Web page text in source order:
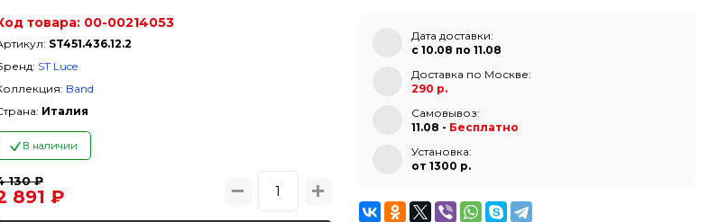
товара: 00-00214053
ST451.436.12.2
ST Luce
Band
Италия
В наличии
130 ₽
891 ₽
Дата доставки:
с 10.08 по 11.08
Доставка по Москве:
290 р.
Самовывоз:
11.08 - Бесплатно
Установка:
от 1300 p.